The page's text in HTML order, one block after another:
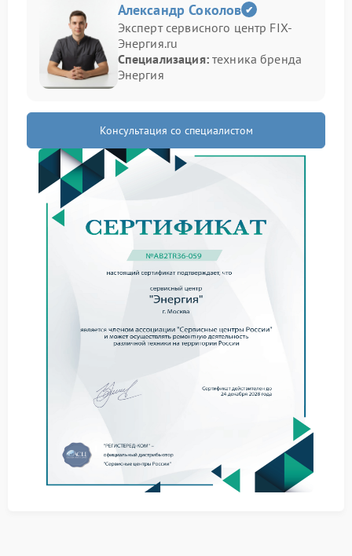
резкое снижение стабильности работы.
В отдельных случаях ремонт Энергия требуется
после перегрева силовых элементов или
длительной эксплуатации с высокой нагрузкой.
Подобная неисправность также возникает при
цепей.
Какие признаки появляются
отключение после подключения техники;
щелчки внутри корпуса;
мигание индикаторов;
запуск только в холостом режиме;
нагрев корпуса за короткое время.
При подобной неисправности не стоит продолжать
использование устройства под нагрузкой. Работа в
таком режиме способна привести к повреждению
внутренних компонентов и нестабильной работе
подключенного оборудования.
не подключать слишком мощную технику;
не перекрывать вентиляционные отверстия;
не оставлять устройство рядом с нагревателями.
Через сервис Энергия специалисты проводят
диагностику электронных компонентов, оценивают
состояние аккумулятора и выявляют поврежденные
Александр Соколов
Эксперт сервисного центр FIX-
Энергия.ru
Специализация:техника бренда
Энергия
Консультация со специалистом